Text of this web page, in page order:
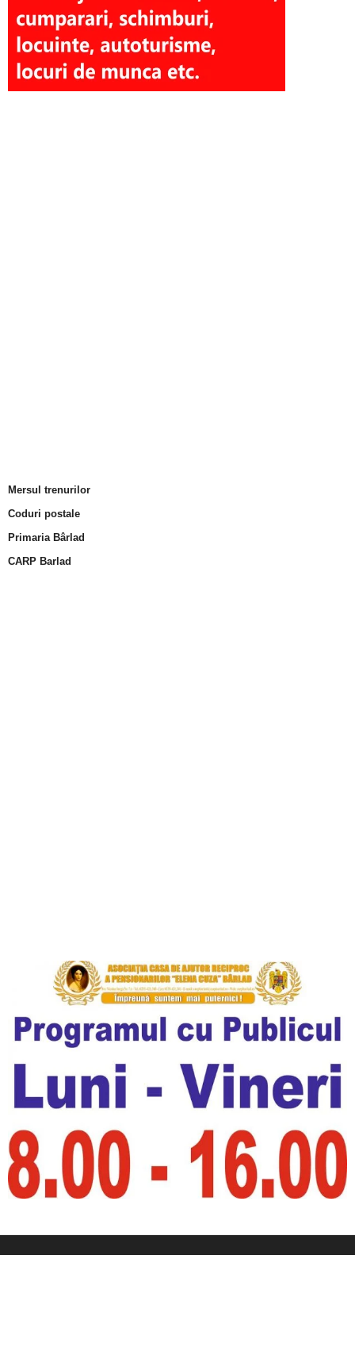
Mersul trenurilor
Coduri postale
Primaria Bârlad
CARP Barlad